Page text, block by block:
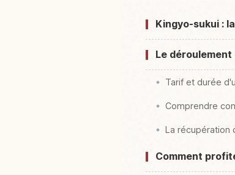
Kingyo-sukui :
Le
Tarif et durée
Comprendre
La récupération
Comment